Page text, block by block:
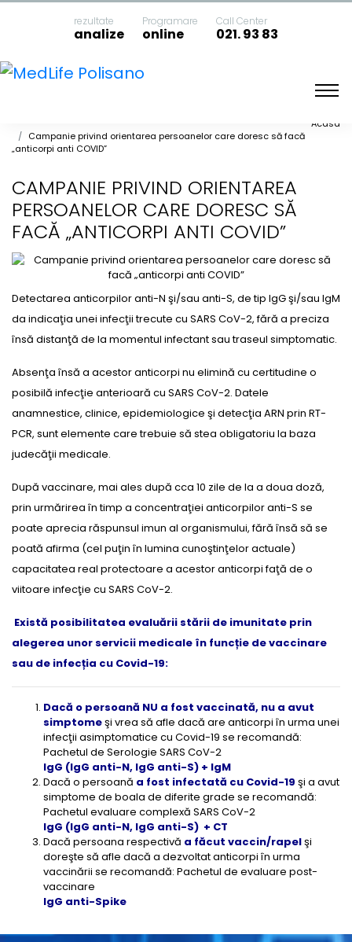
rezultate
analize
Programare
online
Call Center
021. 93 83
Acasa
Campanie privind orientarea persoanelor care doresc să facă
„anticorpi anti COVID”
CAMPANIE PRIVIND ORIENTAREA
PERSOANELOR CARE DORESC SĂ
FACĂ „ANTICORPI ANTI COVID”
Detectarea anticorpilor anti-N şi/sau anti-S, de tip IgG şi/sau IgM
da indicaţia unei infecţii trecute cu SARS CoV-2, fără a preciza
însă distanţă de la momentul infectant sau traseul simptomatic.
Absenţa însă a acestor anticorpi nu elimină cu certitudine o
posibilă infecţie anterioară cu SARS CoV-2. Datele
anamnestice, clinice, epidemiologice şi detecţia ARN prin RT-
PCR, sunt elemente care trebuie să stea obligatoriu la baza
judecăţii medicale.
După vaccinare, mai ales după cca 10 zile de la a doua doză,
prin urmărirea în timp a concentraţiei anticorpilor anti-S se
poate aprecia răspunsul imun al organismului, fără însă să se
poată afirma (cel puţin în lumina cunoştinţelor actuale)
capacitatea real protectoare a acestor anticorpi faţă de o
viitoare infecţie cu SARS CoV-2.
Există posibilitatea evaluării stării de imunitate prin
alegerea unor servicii medicale în funcție de vaccinare
sau de infecția cu Covid-19:
Dacă o persoană NU a fost vaccinată, nu a avut
simptomeşi vrea să afle dacă are anticorpi în urma unei
infecţii asimptomatice cu Covid-19 se recomandă:
Pachetul de Serologie SARS CoV-2
IgG (IgG anti-N, IgG anti-S) + IgM
Dacă o persoană a fost infectată cu Covid-19 şi a avut
simptome de boala de diferite grade se recomandă:
Pachetul evaluare complexă SARS CoV-2
IgG (IgG anti-N, IgG anti-S) + CT
Dacă persoana respectivă a făcut vaccin/rapelşi
doreşte să afle dacă a dezvoltat anticorpi în urma
vaccinării se recomandă: Pachetul de evaluare post-
vaccinare
IgG anti-Spike